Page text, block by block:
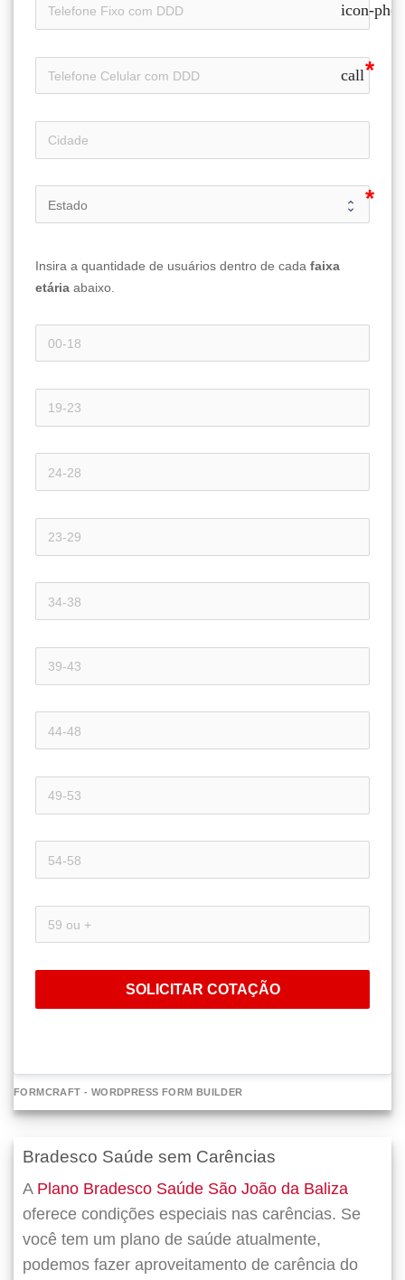
icon-
call
Insira a quantidade de usuários dentro de cada faixa
etária abaixo.
SOLICITAR COTAÇÃO
FORMCRAFT - WORDPRESS FORM BUILDER
Bradesco Saúde sem Carências
A Plano Bradesco Saúde São João da Baliza
oferece condições especiais nas carências. Se
você tem um plano de saúde atualmente,
podemos fazer aproveitamento de carência do